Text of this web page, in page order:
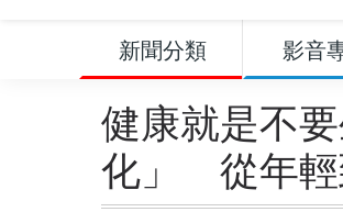
新聞分類 影音
健康就是不
化」 從年輕